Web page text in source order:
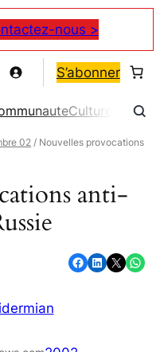
nous >
S’abonner
Culture
02 / Nouvelles provocations
anti-
Partager sur Facebook Partager sur LinkedIn Partager sur X Partager sur WhatsApp